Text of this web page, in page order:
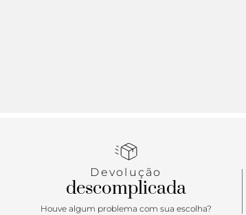
Devolução
descomplicada
Houve algum problema com sua escolha?